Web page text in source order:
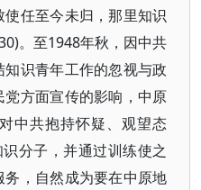
任至今未归，那里知识
。至1948年秋，因中共
识青年工作的忽视与政
方面宣传的影响，中原
中共抱持怀疑、观望态
分子，并通过训练使之
，自然成为要在中原地